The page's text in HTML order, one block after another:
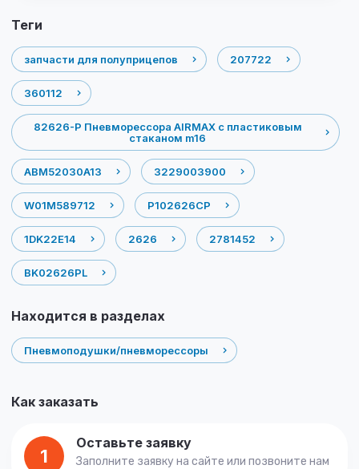
теги
запчасти для полуприцепов 207722
360112
82626-P Пневморессора AIRMAX с пластиковым
стаканом m16
ABM52030A13 3229003900
W01M589712 P102626CP
1DK22E14 2626 2781452
BK02626PL
Находится в разделах
Пневмоподушки/пневморессоры
Как заказать
1
Оставьте заявку
Заполните заявку на сайте или позвоните нам